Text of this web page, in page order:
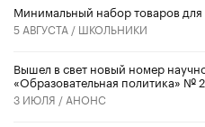
Минимальный набор товаров
5 АВГУСТА / ШКОЛЬНИКИ
Вышел в свет новый номер
«Образовательная политика» №
3 ИЮЛЯ / АНОНС